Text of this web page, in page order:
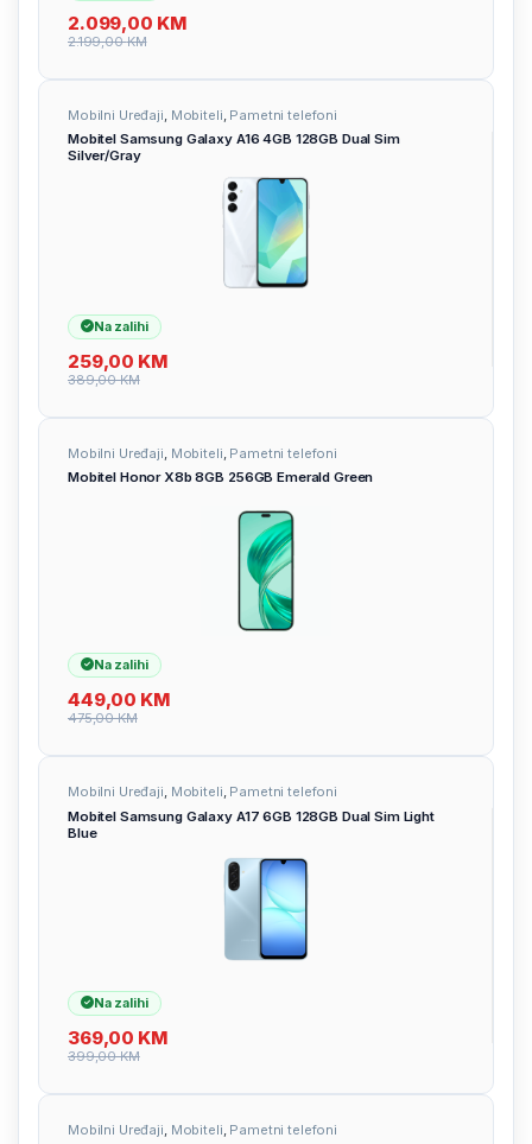
2.099,00 KM
2.199,00KM
Mobilni Uređaji, Mobiteli, Pametni telefoni
Mobitel Samsung Galaxy A16 4GB 128GB Dual Sim
Silver/Gray
Na zalihi
259,00 KM
389,00KM
Mobilni Uređaji, Mobiteli, Pametni telefoni
Mobitel Honor X8b 8GB 256GB Emerald Green
Na zalihi
449,00 KM
475,00KM
Mobilni Uređaji, Mobiteli, Pametni telefoni
Mobitel Samsung Galaxy A17 6GB 128GB Dual Sim Light
Blue
Na zalihi
369,00 KM
399,00KM
Mobilni Uređaji, Mobiteli, Pametni telefoni